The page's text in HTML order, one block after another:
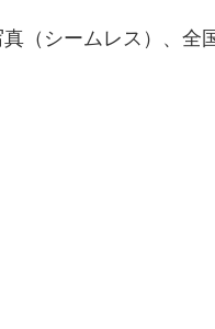
（シームレス）、全